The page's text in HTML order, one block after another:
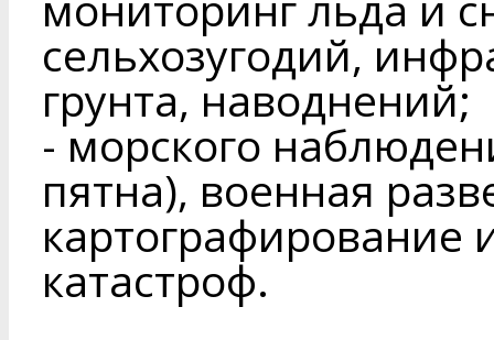
сельхозугодий,
грунта, наводнений;
- морского
пятна), военная
картографирование
катастроф.